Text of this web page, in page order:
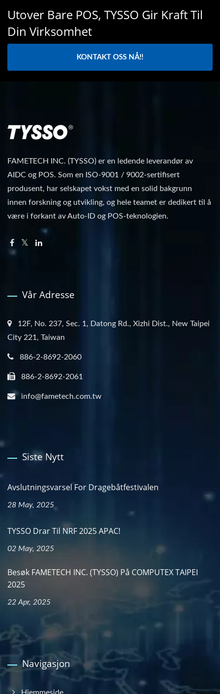
Utover Bare POS, TYSSO Gir Kraft Til
Din Virksomhet
KONTAKT OSS NÅ!!
FAMETECH INC. (TYSSO) er en ledende leverandør av
AIDC og POS. Som en ISO-9001 / 9002-sertifisert
produsent, har selskapet vokst med en solid bakgrunn
innen forskning og utvikling, og hele teamet er dedikert til å
være i forkant av Auto-ID og POS-teknologien.
Vår Adresse
12F, No. 237, Sec. 1, Datong Rd., Xizhi Dist., New Taipei
City 221, Taiwan
886-2-8692-2060
886-2-8692-2061
info@fametech.com.tw
Siste Nytt
Avslutningsvarsel For Dragebåtfestivalen
28 May, 2025
TYSSO Drar Til NRF 2025 APAC!
02 May, 2025
Besøk FAMETECH INC. (TYSSO) På COMPUTEX TAIPEI
2025
22 Apr, 2025
Navigasjon